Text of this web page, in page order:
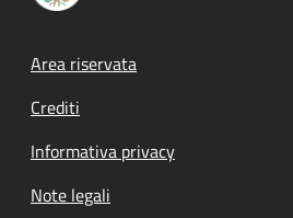
Footer menu
Area riservata
Crediti
Informativa privacy
Note legali